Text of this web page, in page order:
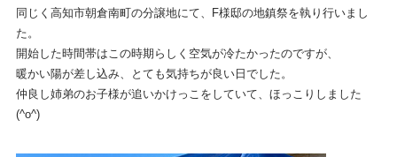
同じく高知市朝倉南町の分譲地にて、F様邸の地鎮祭を執り行いまし
た。
開始した時間帯はこの時期らしく空気が冷たかったのですが、
暖かい陽が差し込み、とても気持ちが良い日でした。
仲良し姉弟のお子様が追いかけっこをしていて、ほっこりしました
(^o^)